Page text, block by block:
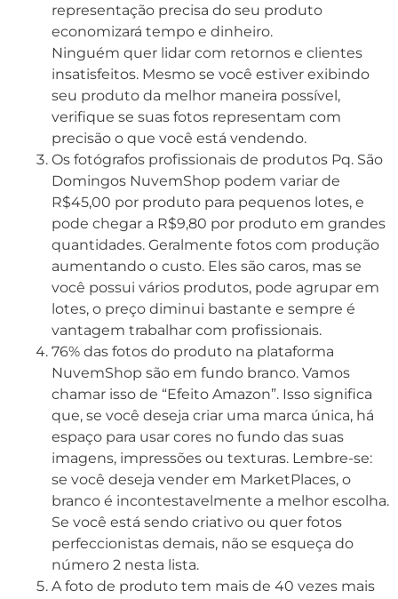
representação precisa do seu produto
economizará tempo e dinheiro.
Ninguém quer lidar com retornos e clientes
insatisfeitos. Mesmo se você estiver exibindo
seu produto da melhor maneira possível,
verifique se suas fotos representam com
precisão o que você está vendendo.
Os fotógrafos profissionais de produtos Pq. São
Domingos NuvemShop podem variar de
R$45,00 por produto para pequenos lotes, e
pode chegar a R$9,80 por produto em grandes
quantidades. Geralmente fotos com produção
aumentando o custo. Eles são caros, mas se
você possui vários produtos, pode agrupar em
lotes, o preço diminui bastante e sempre é
vantagem trabalhar com profissionais.
76% das fotos do produto na plataforma
NuvemShop são em fundo branco. Vamos
chamar isso de “Efeito Amazon”. Isso significa
que, se você deseja criar uma marca única, há
espaço para usar cores no fundo das suas
imagens, impressões ou texturas. Lembre-se:
se você deseja vender em MarketPlaces, o
branco é incontestavelmente a melhor escolha.
Se você está sendo criativo ou quer fotos
perfeccionistas demais, não se esqueça do
número 2 nesta lista.
A foto de produto tem mais de 40 vezes mais